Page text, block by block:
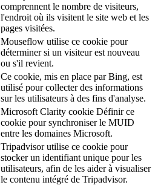
comprennent le nombre de visiteurs,
l'endroit où ils visitent le site web et les
pages visitées.
Mouseflow utilise ce cookie pour
déterminer si un visiteur est nouveau
ou s'il revient.
Ce cookie, mis en place par Bing, est
utilisé pour collecter des informations
sur les utilisateurs à des fins d'analyse.
Microsoft Clarity cookie Définir ce
cookie pour synchroniser le MUID
entre les domaines Microsoft.
Tripadvisor utilise ce cookie pour
stocker un identifiant unique pour les
utilisateurs, afin de les aider à visualiser
le contenu intégré de Tripadvisor.